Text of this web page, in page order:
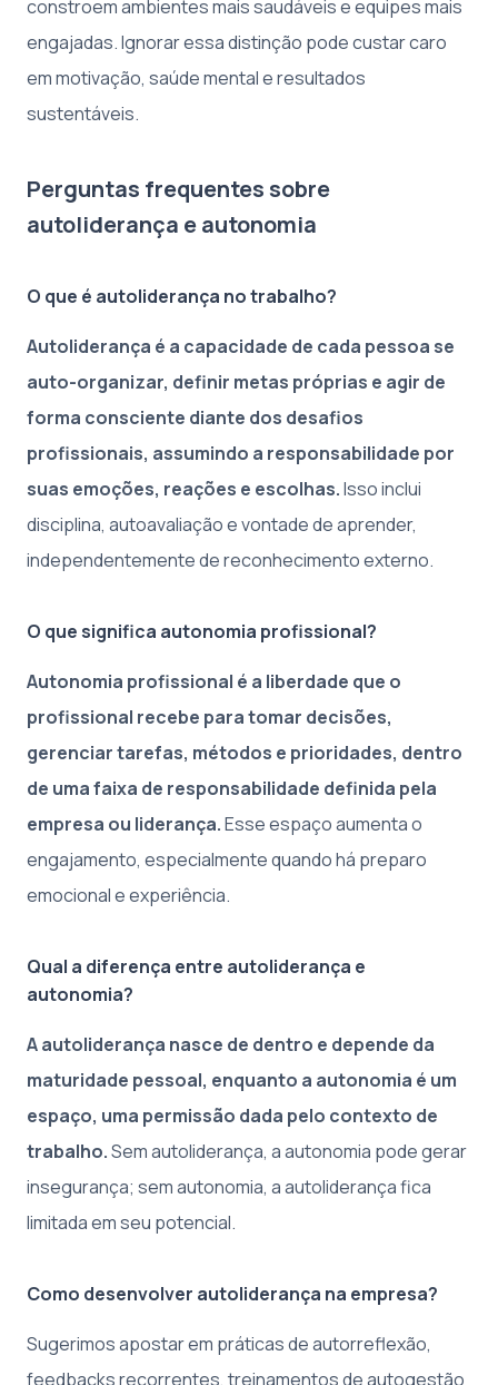
constroem ambientes mais saudáveis e equipes mais
engajadas. Ignorar essa distinção pode custar caro
em motivação, saúde mental e resultados
sustentáveis.
Perguntas frequentes sobre
autoliderança e autonomia
O que é autoliderança no trabalho?
Autoliderança é a capacidade de cada pessoa se
auto-organizar, definir metas próprias e agir de
forma consciente diante dos desafios
profissionais, assumindo a responsabilidade por
suas emoções, reações e escolhas.Isso inclui
disciplina, autoavaliação e vontade de aprender,
independentemente de reconhecimento externo.
O que significa autonomia profissional?
Autonomia profissional é a liberdade que o
profissional recebe para tomar decisões,
gerenciar tarefas, métodos e prioridades, dentro
de uma faixa de responsabilidade definida pela
empresa ou liderança.Esse espaço aumenta o
engajamento, especialmente quando há preparo
emocional e experiência.
Qual a diferença entre autoliderança e
autonomia?
A autoliderança nasce de dentro e depende da
maturidade pessoal, enquanto a autonomia é um
espaço, uma permissão dada pelo contexto de
trabalho.Sem autoliderança, a autonomia pode gerar
insegurança; sem autonomia, a autoliderança fica
limitada em seu potencial.
Como desenvolver autoliderança na empresa?
Sugerimos apostar em práticas de autorreflexão,
feedbacks recorrentes, treinamentos de autogestão